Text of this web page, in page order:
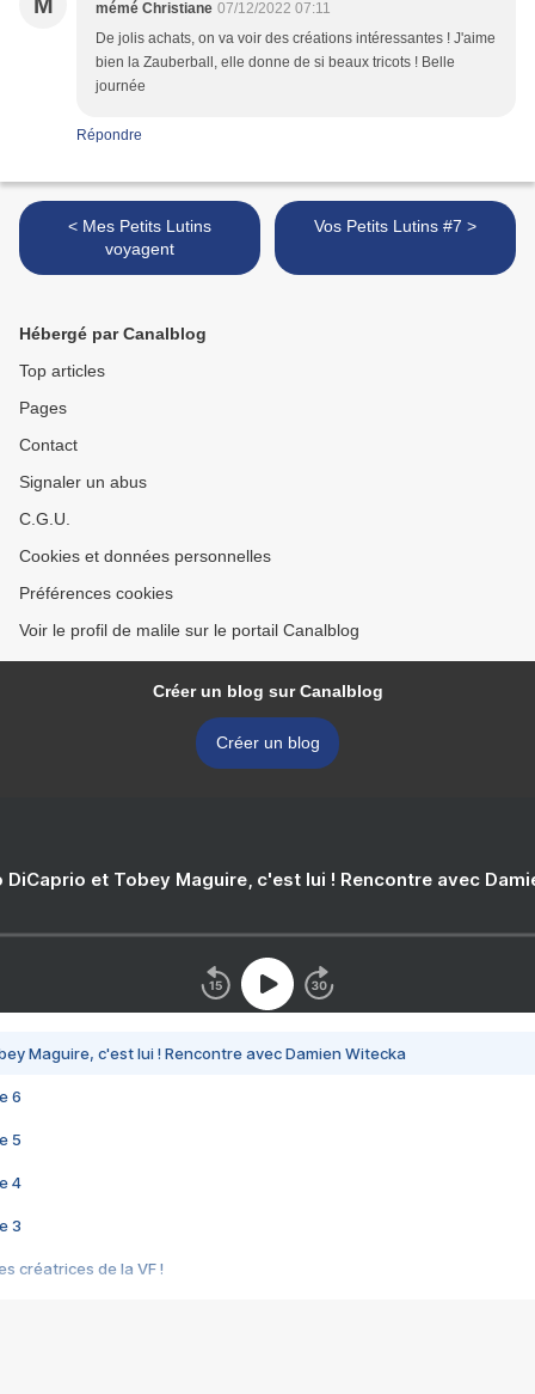
mémé Christiane 07/12/2022 07:11
De jolis achats, on va voir des créations intéressantes ! J'aime
bien la Zauberball, elle donne de si beaux tricots ! Belle
journée
Répondre
< Mes Petits Lutins
voyagent
Vos Petits Lutins #7 >
Hébergé par Canalblog
Top articles
Pages
Contact
Signaler un abus
C.G.U.
Cookies et données personnelles
Préférences cookies
Voir le profil de malile sur le portail Canalblog
Créer un blog sur Canalblog
Créer un blog
DiCaprio et Tobey Maguire, c'est lui ! Rencontre avec
Maguire, c'est lui ! Rencontre avec Damien Witecka
6
5
4
3
créatrices de la VF !